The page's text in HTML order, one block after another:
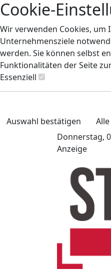
Cookie-
Wir verwenden Cookies, um
Unternehmensziele
werden. Sie können selbst
Funktionalitäten der Seite
Essenziell
Auswahl bestätigen
Donnerstag,
Anzeige